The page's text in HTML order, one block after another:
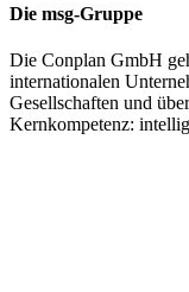
Die msg-​Gruppe
Die Conplan GmbH
internationalen
Gesellschaften und
Kernkompetenz: